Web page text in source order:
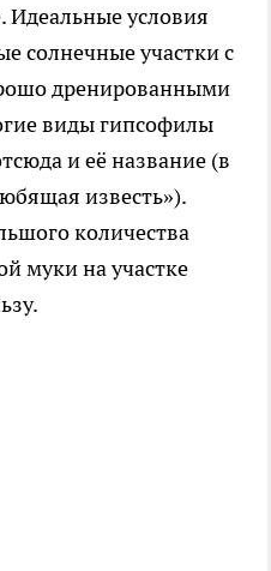
Идеальные условия
солнечные участки с
дренированными
виды гипсофилы
и её название (в
известь»).
количества
муки на участке